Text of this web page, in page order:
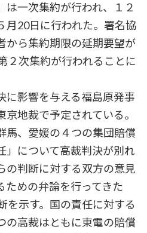
は一次集約が行われ、１２
月20日に行われた。署名協
から集約期限の延期要望が
２次集約が行われることに
影響を与える福島原発事
地裁で予定されている。
馬、愛媛の４つの集団賠償
」について高裁判決が別れ
の判断に対する双方の意見
ための弁論を行ってきた
を示す。国の責任に対する
の高裁はともに東電の賠償